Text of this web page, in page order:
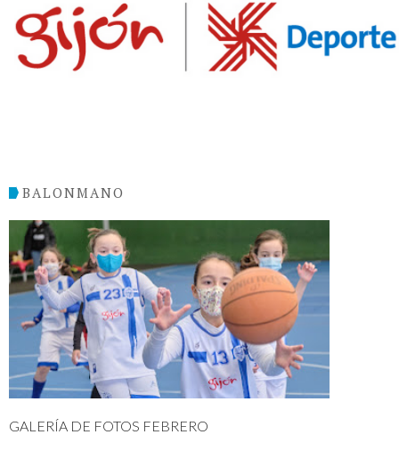
BALONMANO
GALERÍA DE FOTOS FEBRERO